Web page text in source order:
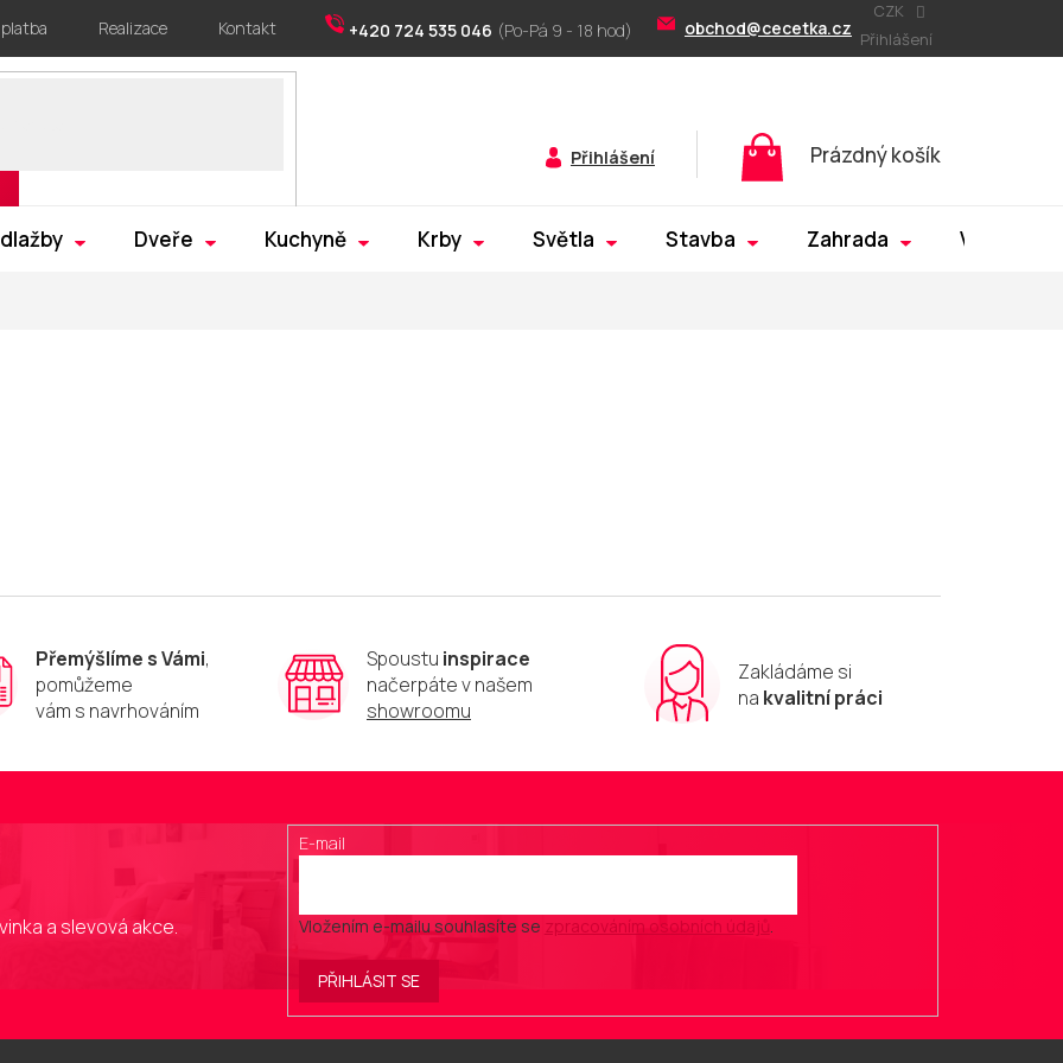
+420 724 535 046 obchod@cecetka.cz
Realizace Kontakt
CZK
Přihlášení
Přihlášení
Nákupní
košík
Prázdný košík
Dveře Kuchyně Krby Světla Stavba Zahrada Výprodej
Přemýšlíme s Vámi,
pomůžeme
vám s navrhováním
Spoustu inspirace
načerpáte v našem
showroomu
Zakládáme si
na kvalitní práci
a slevová akce.
E-mail
Vložením e-mailu souhlasíte se zpracováním osobních údajů.
PŘIHLÁSIT SE